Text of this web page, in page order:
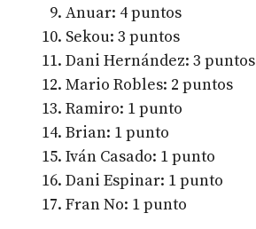
Anuar: 4 puntos
Sekou: 3 puntos
Dani Hernández: 3 puntos
Mario Robles: 2 puntos
Ramiro: 1 punto
Brian: 1 punto
Iván Casado: 1 punto
Dani Espinar: 1 punto
Fran No: 1 punto